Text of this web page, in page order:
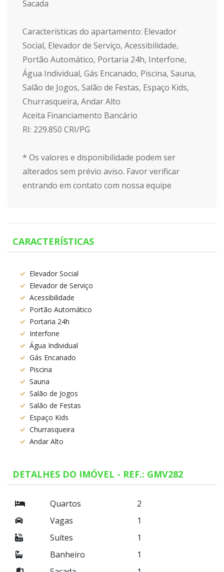
Sacada
Características do apartamento: Elevador
Social, Elevador de Serviço, Acessibilidade,
Portão Automático, Portaria 24h, Interfone,
Água Individual, Gás Encanado, Piscina, Sauna,
Salão de Jogos, Salão de Festas, Espaço Kids,
Churrasqueira, Andar Alto
Aceita Financiamento Bancário
RI: 229.850 CRI/PG
* Os valores e disponibilidade podem ser
alterados sem prévio aviso. Favor verificar
entrando em contato com nossa equipe
CARACTERÍSTICAS
Elevador Social
Elevador de Serviço
Acessibilidade
Portão Automático
Portaria 24h
Interfone
Água Individual
Gás Encanado
Piscina
Sauna
Salão de Jogos
Salão de Festas
Espaço Kids
Churrasqueira
Andar Alto
DETALHES DO IMÓVEL - REF.: GMV282
Quartos
2
Vagas
1
Suítes
1
Banheiro
1